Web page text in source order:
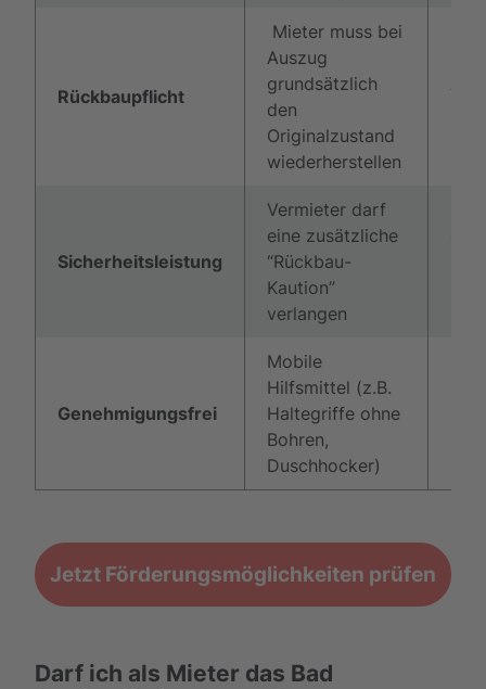
Rückbaupflicht
Mieter muss bei
Auszug
grundsätzlich
den
Originalzustand
wiederherstellen
Sicherheitsleistung
Vermieter darf
eine zusätzliche
“Rückbau-
Kaution”
verlangen
Genehmigungsfrei
Mobile
Hilfsmittel (z.B.
Haltegriffe ohne
Bohren,
Duschhocker)
Jetzt Förderungsmöglichkeiten prüfen
Darf ich als Mieter das Bad